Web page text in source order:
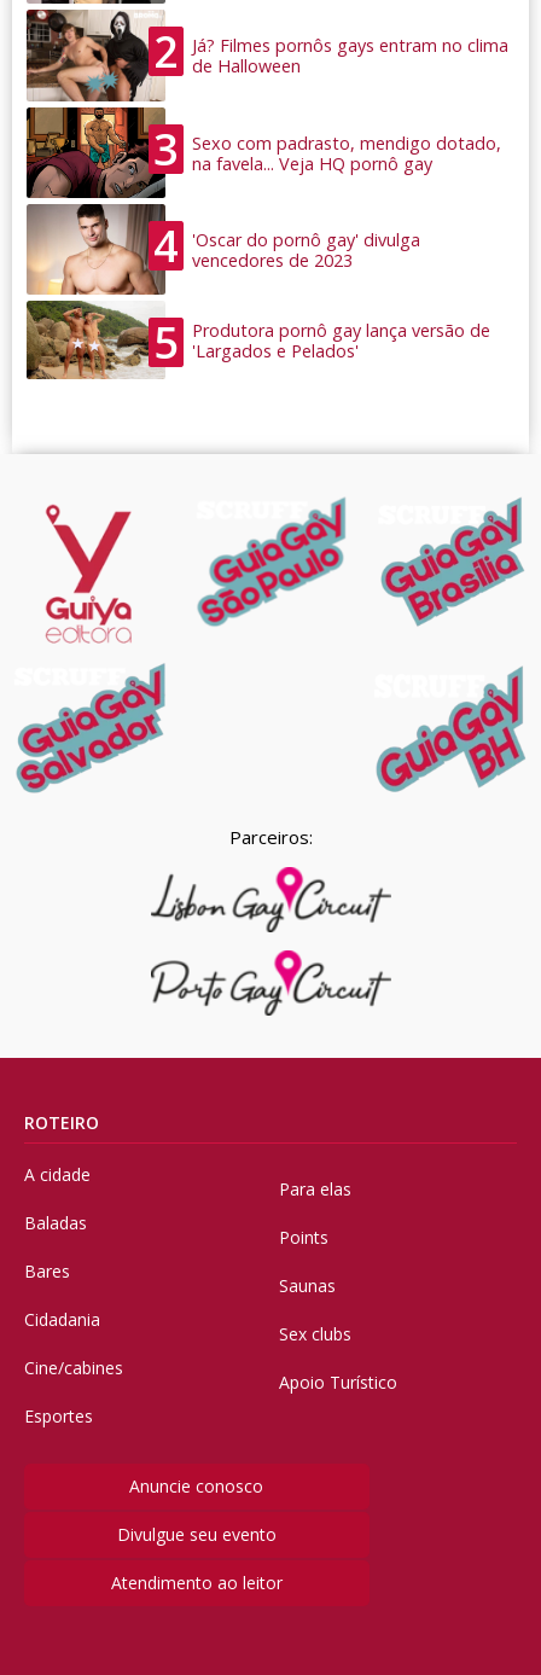
2
Já? Filmes pornôs gays entram no clima
de Halloween
3
Sexo com padrasto, mendigo dotado,
na favela... Veja HQ pornô gay
4
'Oscar do pornô gay' divulga
vencedores de 2023
5
Produtora pornô gay lança versão de
'Largados e Pelados'
Parceiros:
ROTEIRO
A cidade
Baladas
Bares
Cidadania
Cine/cabines
Esportes
Para elas
Points
Saunas
Sex clubs
Apoio Turístico
Anuncie conosco
Divulgue seu evento
Atendimento ao leitor